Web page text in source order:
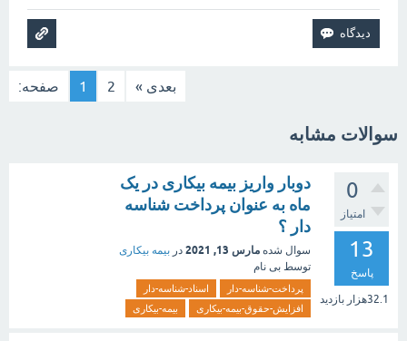
صفحه: 1 2 بعدی »
سوالات مشابه
0
امتیاز
13
پاسخ
32.1هزار بازدید
دوبار واریز بیمه بیکاری در یک
ماه به عنوان پرداخت شناسه
دار ؟
سوال شده مارس 13, 2021 در بیمه بیکاری
توسط بی نام
پرداخت-شناسه-دار
اسناد-شناسه-دار
افزایش-حقوق-بیمه-بیکاری
بیمه-بیکاری